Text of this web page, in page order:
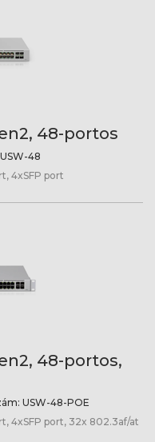
48-portos
USW-48
4xSFP port
48-portos,
USW-48-POE
4xSFP port, 32x 802.3af/at